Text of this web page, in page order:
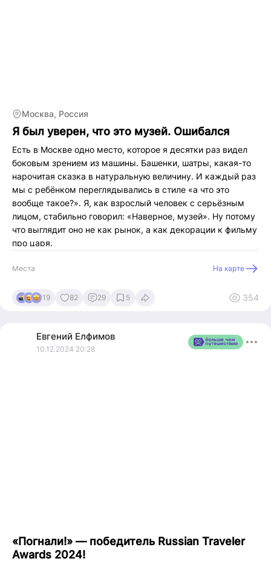
Москва, Россия
Я был уверен, что это музей. Ошибался
Есть в Москве одно место, которое я десятки раз видел
боковым зрением из машины. Башенки, шатры, какая-то
нарочитая сказка в натуральную величину. И каждый раз
мы с ребёнком переглядывались в стиле «а что это
вообще такое?». Я, как взрослый человек с серьёзным
лицом, стабильно говорил: «Наверное, музей». Ну потому
что выглядит оно не как рынок, а как декорации к фильму
про царя.
Не то чтобы «фу», но такое «всё уже подушатано, чуть
грязновато, и будто время здесь ходит в кроссовках 2003
И тут случилось главное препятствие для моего взрослого
скепсиса. У ребёнка загорелись глаза. А спорить с
пустырь и олимпийский долгострой — идеальные
декорации для будущей барахолки.
Места На карте
19 82 29 5 354
Евгений Елфимов
10.12.2024 20:28
«Погнали!» — победитель Russian Traveler
Awards 2024!